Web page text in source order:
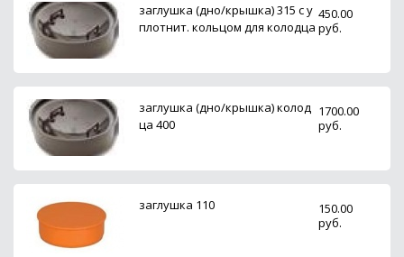
заглушка (дно/крышка) 315 с у
плотнит. кольцом для колодца
450.00
руб.
заглушка (дно/крышка) колод
ца 400
1700.00
руб.
заглушка 110
150.00
руб.